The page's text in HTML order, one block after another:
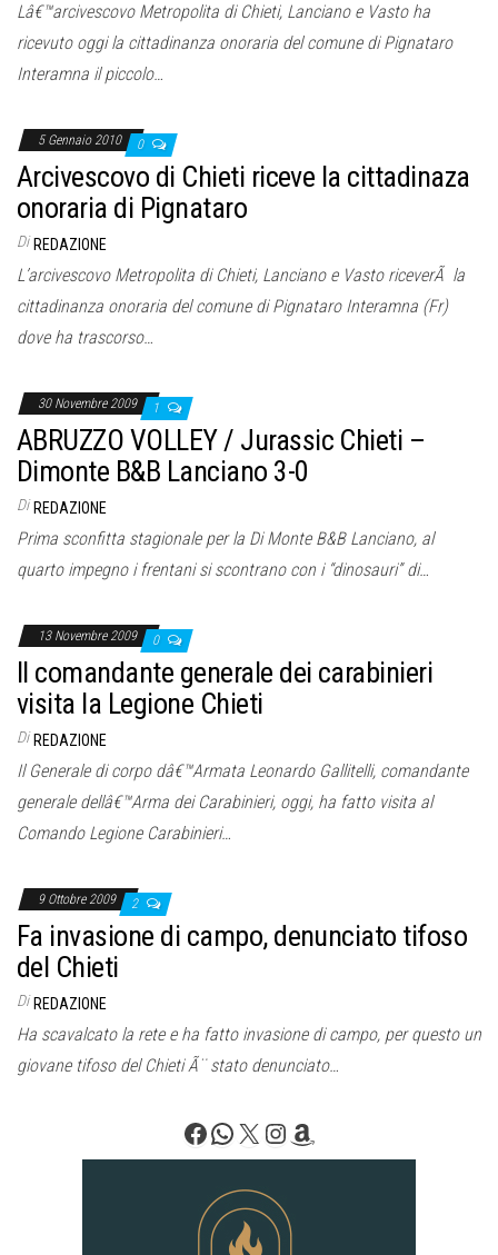
Lâ€™arcivescovo Metropolita di Chieti, Lanciano e Vasto ha
ricevuto oggi la cittadinanza onoraria del comune di Pignataro
Interamna il piccolo…
5 Gennaio 2010 0
Arcivescovo di Chieti riceve la cittadinaza
onoraria di Pignataro
Di REDAZIONE
L’arcivescovo Metropolita di Chieti, Lanciano e Vasto riceverÃ la
cittadinanza onoraria del comune di Pignataro Interamna (Fr)
dove ha trascorso…
30 Novembre 2009 1
ABRUZZO VOLLEY / Jurassic Chieti –
Dimonte B&B Lanciano 3-0
Di REDAZIONE
Prima sconfitta stagionale per la Di Monte B&B Lanciano, al
quarto impegno i frentani si scontrano con i “dinosauri” di…
13 Novembre 2009 0
Il comandante generale dei carabinieri
visita la Legione Chieti
Di REDAZIONE
Il Generale di corpo dâ€™Armata Leonardo Gallitelli, comandante
generale dellâ€™Arma dei Carabinieri, oggi, ha fatto visita al
Comando Legione Carabinieri…
9 Ottobre 2009 2
Fa invasione di campo, denunciato tifoso
del Chieti
Di REDAZIONE
Ha scavalcato la rete e ha fatto invasione di campo, per questo un
giovane tifoso del Chieti Ã¨ stato denunciato…
Facebook
WhatsApp
X Instagram
Amazon